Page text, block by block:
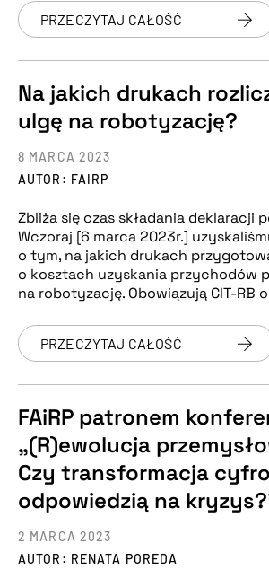
PRZECZYTAJ CAŁOŚĆ
Na jakich drukach
ulgę na robotyzację?
AUTOR: FAIRP
8 MARCA 2023
Zbliża się czas składania deklaracji
Wczoraj [6 marca 2023r.]
o tym, na jakich drukach
o kosztach uzyskania przychodów
na robotyzację. Obowiązują CIT-RB
PRZECZYTAJ CAŁOŚĆ
FAiRP patronem
„(R)ewolucja
Czy transformacja
odpowiedzią na
AUTOR: RENATA POREDA
2 MARCA 2023